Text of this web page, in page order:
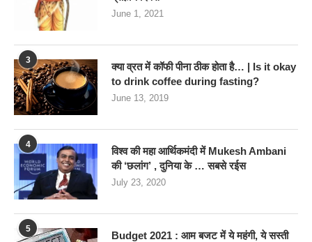
June 1, 2021
3
क्या व्रत में कॉफी पीना ठीक होता है… | Is it okay
to drink coffee during fasting?
June 13, 2019
4
विश्व की महा आर्थिकमंदी में Mukesh Ambani
की ‘छलांग’ , दुनिया के … सबसे रईस
July 23, 2020
5
Budget 2021 : आम बजट में ये महंगी, ये सस्‍ती